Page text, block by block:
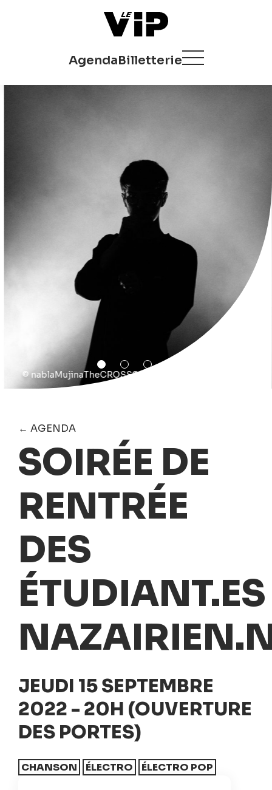
AgendaBilletterie
© nablaMujinaTheCROSS©-Manuel-Eychenne
← AGENDA
SOIRÉE DE
RENTRÉE
DES
ÉTUDIANT.ES
JEUDI 15 SEPTEMBRE
2022 - 20H (OUVERTURE
DES PORTES)
CHANSON ÉLECTRO ÉLECTRO POP